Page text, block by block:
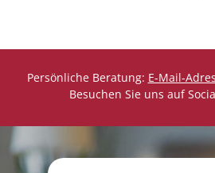
Persönliche Beratung: E-Mail-
Besuchen Sie uns auf